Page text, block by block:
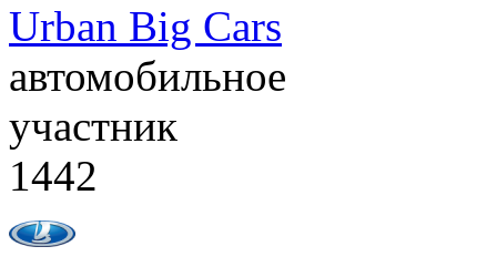
Urban Big Cars
автомобильное
участник
1442